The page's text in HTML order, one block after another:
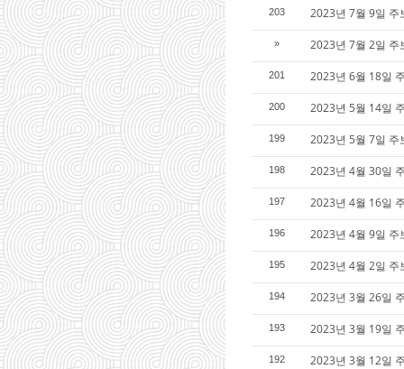
203 2023년 7월 9일 주
» 2023년 7월 2일 주
201 2023년 6월 18일
200 2023년 5월 14일
199 2023년 5월 7일 주
198 2023년 4월 30일
197 2023년 4월 16일
196 2023년 4월 9일 주
195 2023년 4월 2일 주
194 2023년 3월 26일
193 2023년 3월 19일
192 2023년 3월 12일